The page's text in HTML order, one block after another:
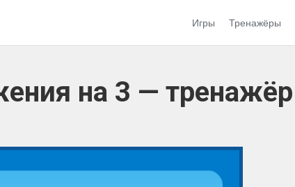
Игры Тренажёры
на 3 — тренажёр